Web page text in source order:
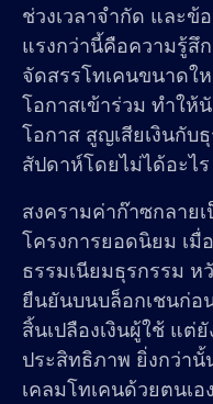
ช่วงเวลาจำกัด และข้
แรงกว่านี้คือความรู้สึ
จัดสรรโทเคนขนาด
โอกาสเข้าร่วม ทำให้
โอกาส สูญเสียเงินกับ
สัปดาห์โดยไม่ได้อะไร
สงครามค่าก๊าซกลาย
โครงการยอดนิยม เมื่
ธรรมเนียมธุรกรรม ห
ยืนยันบนบล็อกเชนก่อ
สิ้นเปลืองเงินผู้ใช้ แต่
ประสิทธิภาพ ยิ่งกว่า
เคลมโทเคนด้วยตนเอ